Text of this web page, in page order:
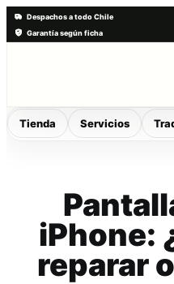
Despachos a todo Chile
Garantía según ficha
Tienda Servicios
iPhone:
reparar